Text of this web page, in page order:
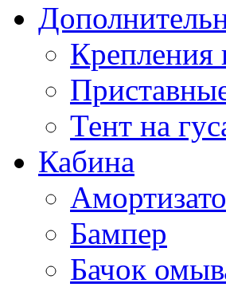
Крепления
Тент на
Кабина
Бампер
Бачок